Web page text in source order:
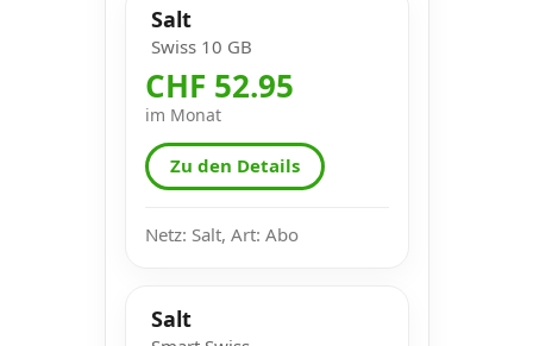
Salt
Swiss 10 GB
CHF 52.95
im Monat
Zu den Details
Netz: Salt, Art: Abo
Salt